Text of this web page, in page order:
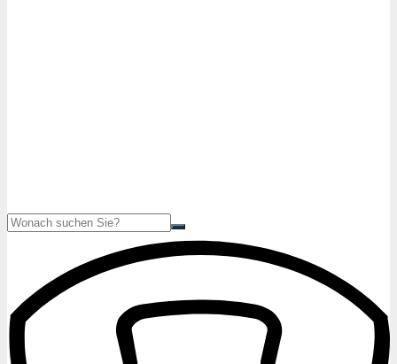
Suche